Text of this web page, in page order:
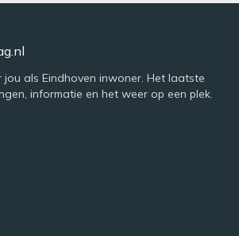
als Eindhoven inwoner. Het laatste
informatie en het weer op een plek.